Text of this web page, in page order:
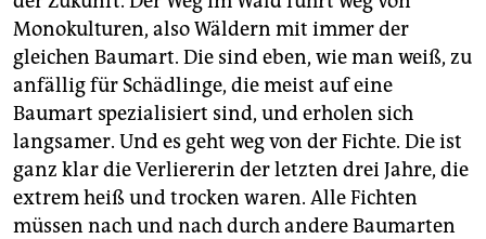
Monokulturen, also Wäldern mit immer der
gleichen Baumart. Die sind eben, wie man weiß, zu
anfällig für Schädlinge, die meist auf eine
Baumart spezialisiert sind, und erholen sich
langsamer. Und es geht weg von der Fichte. Die ist
ganz klar die Verliererin der letzten drei Jahre, die
extrem heiß und trocken waren. Alle Fichten
müssen nach und nach durch andere Baumarten